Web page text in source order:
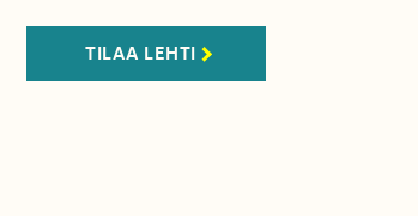
TILAA LEHTI